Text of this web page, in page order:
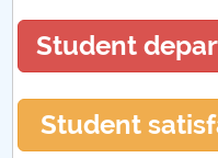
Student
Student